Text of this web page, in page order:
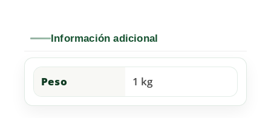
Información adicional
Peso 1 kg